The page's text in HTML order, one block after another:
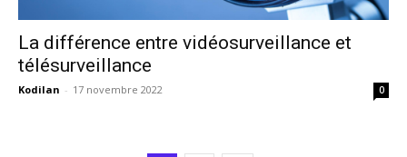
La différence entre vidéosurveillance et
télésurveillance
Kodilan - 17 novembre 2022 0